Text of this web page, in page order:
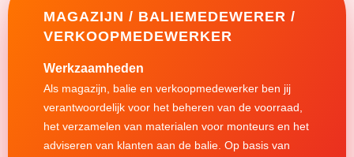
MAGAZIJN / BALIEMEDEWERER /
VERKOOPMEDEWERKER
Werkzaamheden
Als magazijn, balie en verkoopmedewerker ben jij
verantwoordelijk voor het beheren van de voorraad,
het verzamelen van materialen voor monteurs en het
adviseren van klanten aan de balie. Op basis van